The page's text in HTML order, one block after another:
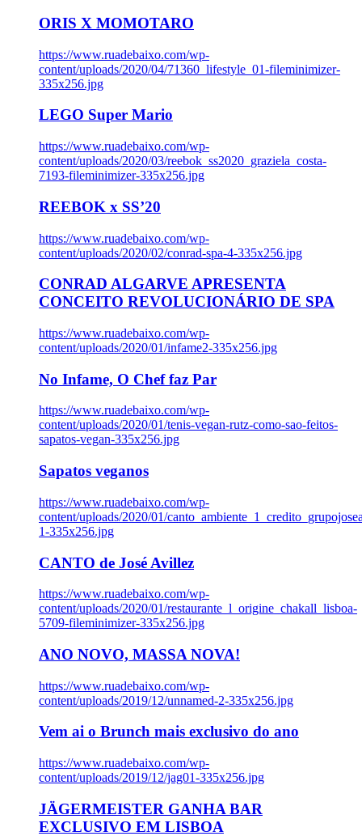
ORIS X MOMOTARO
https://www.ruadebaixo.com/wp-
content/uploads/2020/04/71360_lifestyle_01-fileminimizer-
335x256.jpg
LEGO Super Mario
https://www.ruadebaixo.com/wp-
content/uploads/2020/03/reebok_ss2020_graziela_costa-
7193-fileminimizer-335x256.jpg
REEBOK x SS’20
https://www.ruadebaixo.com/wp-
content/uploads/2020/02/conrad-spa-4-335x256.jpg
CONRAD ALGARVE APRESENTA
CONCEITO REVOLUCIONÁRIO DE SPA
https://www.ruadebaixo.com/wp-
content/uploads/2020/01/infame2-335x256.jpg
No Infame, O Chef faz Par
https://www.ruadebaixo.com/wp-
content/uploads/2020/01/tenis-vegan-rutz-como-sao-feitos-
sapatos-vegan-335x256.jpg
Sapatos veganos
https://www.ruadebaixo.com/wp-
content/uploads/2020/01/
1-335x256.jpg
CANTO de José Avillez
https://www.ruadebaixo.com/wp-
content/uploads/2020/01/restaurante_l_origine_chakall_lisboa-
5709-fileminimizer-335x256.jpg
ANO NOVO, MASSA NOVA!
https://www.ruadebaixo.com/wp-
content/uploads/2019/12/unnamed-2-335x256.jpg
Vem ai o Brunch mais exclusivo do ano
https://www.ruadebaixo.com/wp-
content/uploads/2019/12/jag01-335x256.jpg
JÄGERMEISTER GANHA BAR
EXCLUSIVO EM LISBOA